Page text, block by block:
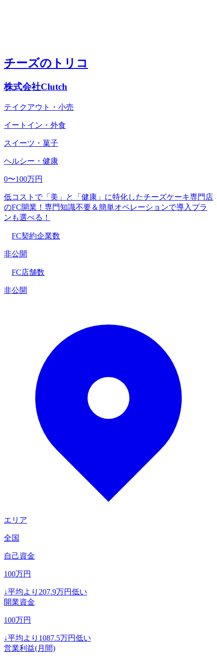
チーズのトリコ
株式会社Clutch
テイクアウト・小売
イートイン・外食
スイーツ・菓子
ヘルシー・健康
0〜100万円
低コストで「美」と「健康」に特化したチーズケーキ専門店
のFC開業！専門知識不要＆簡単オペレーションで導入プラ
ンも選べる！
FC契約企業数
非公開
FC店舗数
非公開
エリア
全国
自己資金
100万円
↓平均より 207.9万円低い
開業資金
100万円
↓平均より 1087.5万円低い
営業利益(月間)